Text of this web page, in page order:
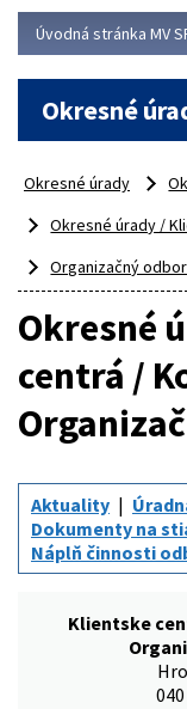
Viac
Úvodná stránka MV
Okresné
Okresné úrady
Okresné úrady /
Organizačný odbor
Okresné
centrá /
Aktuality
Dokumenty na
Náplň činnosti
Klientske